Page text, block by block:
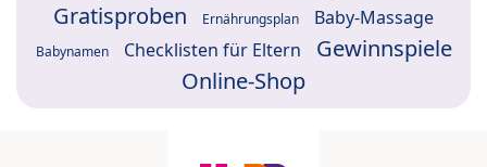
Gratisproben Ernährungsplan Baby-Massage
Babynamen Checklisten für Eltern
Gewinnspiele
Online-Shop